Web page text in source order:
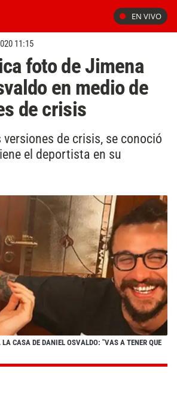
EN VIVO
11:15
foto de Jimena
en medio de
de crisis
versiones de crisis, se conoció
el deportista en su
CASA DE DANIEL OSVALDO: "VAS A TENER QUE